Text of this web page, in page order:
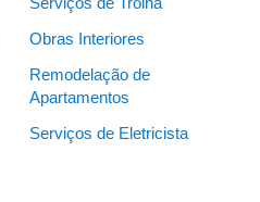
Serviços de Trolha
Obras Interiores
Remodelação de
Apartamentos
Serviços de Eletricista